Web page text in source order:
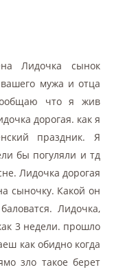
Лидочка сынок
мужа и отца
что я жив
дорогая. как я
праздник. Я
бы погуляли и тд
Лидочка дорогая
сыночку. Какой он
Лидочка,
3 недели. прошло
как обидно когда
зло такое берет